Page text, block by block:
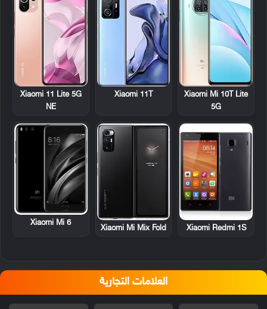
Xiaomi Mi 10T Lite
5G
Xiaomi 11T
Xiaomi 11 Lite 5G
NE
Xiaomi Redmi 1S
Xiaomi Mi Mix Fold
Xiaomi Mi 6
العلامات التجارية